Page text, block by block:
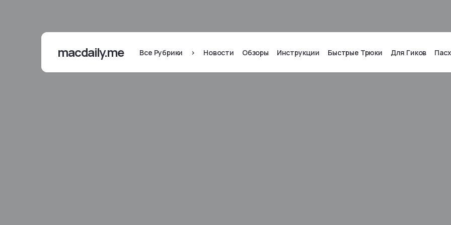
macdaily.me Все Рубрики > Новости Обзоры Инструкции Быстрые Трюки Для Гиков